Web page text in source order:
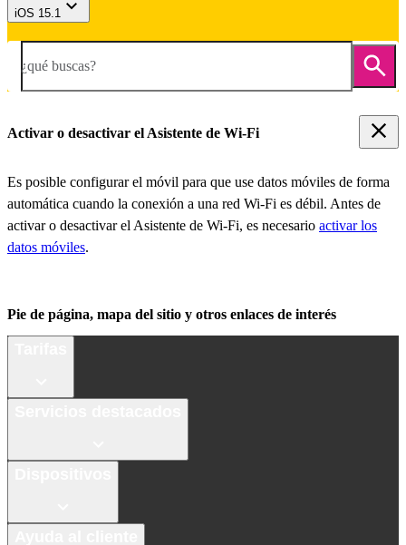
iOS 15.1
¿qué buscas?
Activar o desactivar el Asistente de Wi-Fi
Es posible configurar el móvil para que use datos móviles de forma
automática cuando la conexión a una red Wi-Fi es débil. Antes de
activar o desactivar el Asistente de Wi-Fi, es necesario activar los
datos móviles.
Pie de página, mapa del sitio y otros enlaces de interés